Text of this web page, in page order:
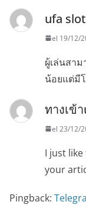
ufa
el 19/12/
ผู้เล่นสาม
น้อยแต่มี
ทางเข้
el 23/12/
I just
your
Pingback: